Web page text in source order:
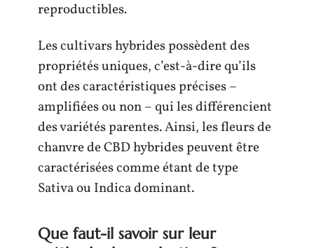
reproductibles.
Les cultivars hybrides possèdent des
propriétés uniques, c’est-à-dire qu’ils
ont des caractéristiques précises –
amplifiées ou non – qui les différencient
des variétés parentes. Ainsi, les fleurs de
chanvre de CBD hybrides peuvent être
caractérisées comme étant de type
Sativa ou Indica dominant.
Que faut-il savoir sur leur